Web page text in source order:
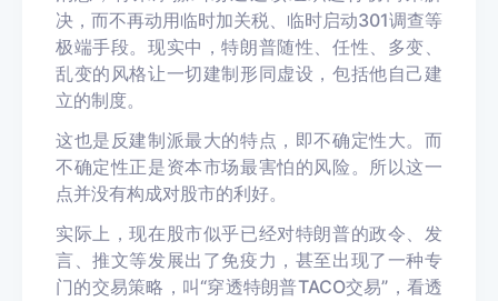
决，而不再动用临时加关税、临时启动301调查等
极端手段。现实中，特朗普随性、任性、多变、
乱变的风格让一切建制形同虚设，包括他自己建
立的制度。
这也是反建制派最大的特点，即不确定性大。而
不确定性正是资本市场最害怕的风险。所以这一
点并没有构成对股市的利好。
实际上，现在股市似乎已经对特朗普的政令、发
言、推文等发展出了免疫力，甚至出现了一种专
门的交易策略，叫“穿透特朗普TACO交易”，看透